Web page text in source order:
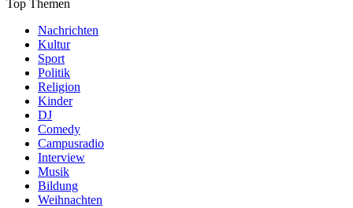
Top Themen
Nachrichten
Kultur
Sport
Politik
Religion
Kinder
DJ
Comedy
Campusradio
Interview
Musik
Bildung
Weihnachten